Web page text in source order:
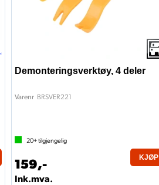
Demonteringsverktøy, 4 deler
Varenr BRSVER221
20+tilgjengelig
159,-
Ink.mva.
KJØP